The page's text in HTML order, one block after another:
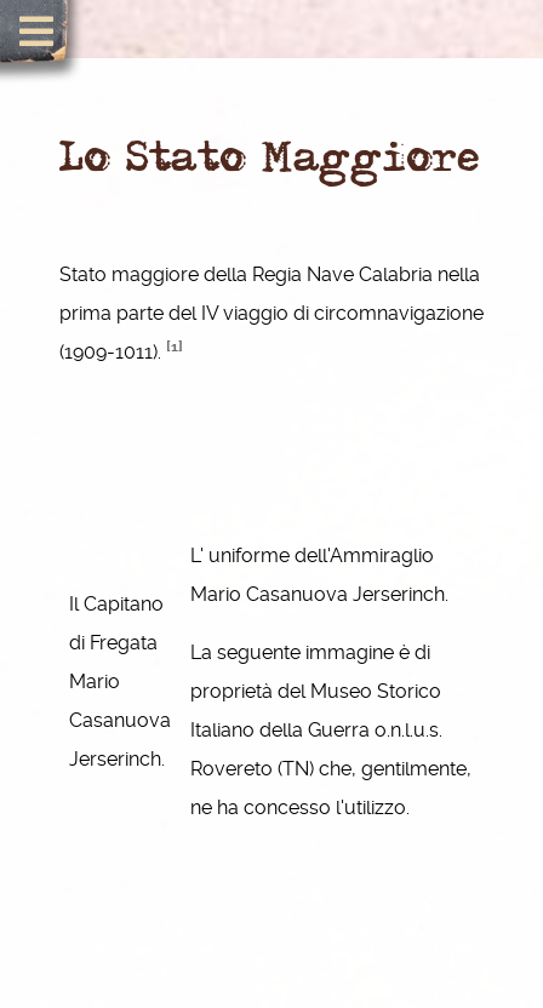
Lo Stato Maggiore
Stato maggiore della Regia Nave Calabria nella
prima parte del IV viaggio di circomnavigazione
(1909-1011). [1]
Il Capitano
di Fregata
Mario
Casanuova
Jerserinch.
L' uniforme dell'Ammiraglio
Mario Casanuova Jerserinch.
La seguente immagine è di
proprietà del Museo Storico
Italiano della Guerra o.n.l.u.s.
Rovereto (TN) che, gentilmente,
ne ha concesso l'utilizzo.